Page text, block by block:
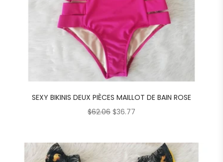
SEXY BIKINIS DEUX PIÈCES MAILLOT DE BAIN ROSE
$62.06 $36.77